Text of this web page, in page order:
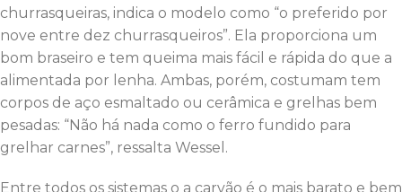
churrasqueiras, indica o modelo como “o preferido por
nove entre dez churrasqueiros”. Ela proporciona um
bom braseiro e tem queima mais fácil e rápida do que a
alimentada por lenha. Ambas, porém, costumam tem
corpos de aço esmaltado ou cerâmica e grelhas bem
pesadas: “Não há nada como o ferro fundido para
grelhar carnes”, ressalta Wessel.
Entre todos os sistemas o a carvão é o mais barato e bem